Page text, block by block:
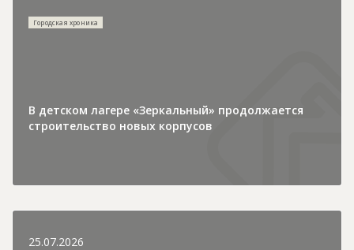
Городская хроника
В детском лагере «Зеркальный» продолжается
строительство новых корпусов
25.07.2026